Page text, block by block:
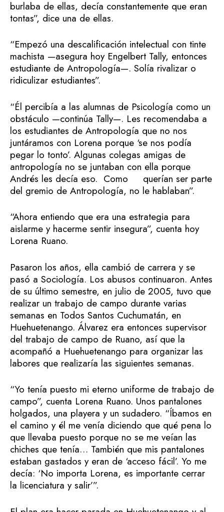
burlaba de ellas, decía constantemente que eran
tontas”, dice una de ellas.
“Empezó una descalificación intelectual con tinte
machista —asegura hoy Engelbert Tally, entonces
estudiante de Antropología—. Solía rivalizar o
ridiculizar estudiantes”.
“Él percibía a las alumnas de Psicología como un
obstáculo —continúa Tally—. Les recomendaba a
los estudiantes de Antropología que no nos
juntáramos con Lorena porque ‘se nos podía
pegar lo tonto’. Algunas colegas amigas de
antropología no se juntaban con ella porque
Andrés les decía eso. Como querían ser parte
del gremio de Antropología, no le hablaban”.
“Ahora entiendo que era una estrategia para
aislarme y hacerme sentir insegura”, cuenta hoy
Lorena Ruano.
Pasaron los años, ella cambió de carrera y se
pasó a Sociología. Los abusos continuaron. Antes
de su último semestre, en julio de 2005, tuvo que
realizar un trabajo de campo durante varias
semanas en Todos Santos Cuchumatán, en
Huehuetenango. Álvarez era entonces supervisor
del trabajo de campo de Ruano, así que la
acompañó a Huehuetenango para organizar las
labores que realizaría las siguientes semanas.
“Yo tenía puesto mi eterno uniforme de trabajo de
campo”, cuenta Lorena Ruano. Unos pantalones
holgados, una playera y un sudadero. “Íbamos en
el camino y él me venía diciendo que qué pena lo
que llevaba puesto porque no se me veían las
chiches que tenía… También que mis pantalones
estaban gastados y eran de ‘acceso fácil’. Yo me
decía: ‘No importa Lorena, es importante cerrar
la licenciatura y salir’”.